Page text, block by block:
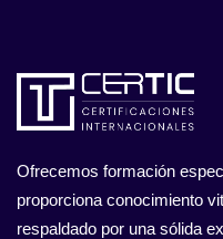
Ofrecemos formación
proporciona conocimiento
respaldado por una sólida